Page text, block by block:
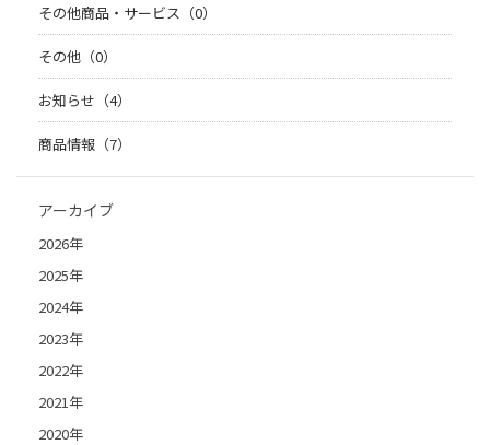
その他商品・サービス（0）
その他（0）
お知らせ（4）
商品情報（7）
アーカイブ
2026年
2025年
2024年
2023年
2022年
2021年
2020年